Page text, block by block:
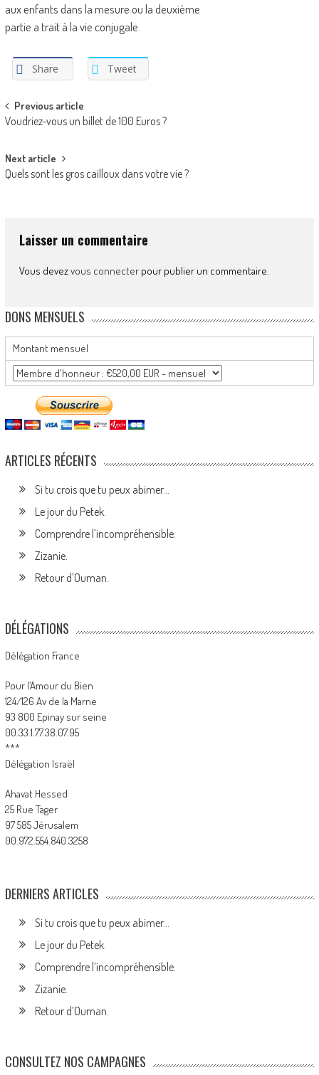
aux enfants dans la mesure ou la deuxième
partie a trait à la vie conjugale.
Share Tweet
Post
navigation
Previous article
Voudriez-vous un billet de 100 Euros ?
Next article
Quels sont les gros cailloux dans votre vie ?
Laisser un commentaire
Vous devezvous connecterpour publier un commentaire.
DONS MENSUELS
Montant mensuel
ARTICLES RÉCENTS
Si tu crois que tu peux abimer…
Le jour du Petek.
Comprendre l’incompréhensible.
Zizanie.
Retour d’Ouman.
DÉLÉGATIONS
Délégation France
Pour l’Amour du Bien
124/126 Av de la Marne
93 800 Epinay sur seine
00.33.1.77.38.07.95
***
Délégation Israël
Ahavat Hessed
25 Rue Tager
97 585 Jérusalem
00.972.554.840.3258
DERNIERS ARTICLES
Si tu crois que tu peux abimer…
Le jour du Petek.
Comprendre l’incompréhensible.
Zizanie.
Retour d’Ouman.
CONSULTEZ NOS CAMPAGNES